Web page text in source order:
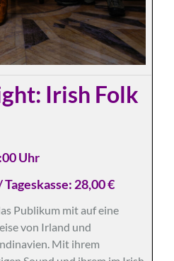
Irish Folk
Uhr
28,00 €
Publikum mit auf eine
von Irland und
Mit ihrem